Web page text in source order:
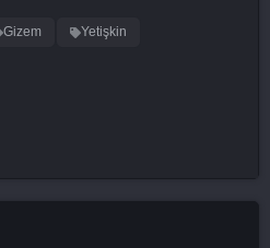
Gizem Yetişkin